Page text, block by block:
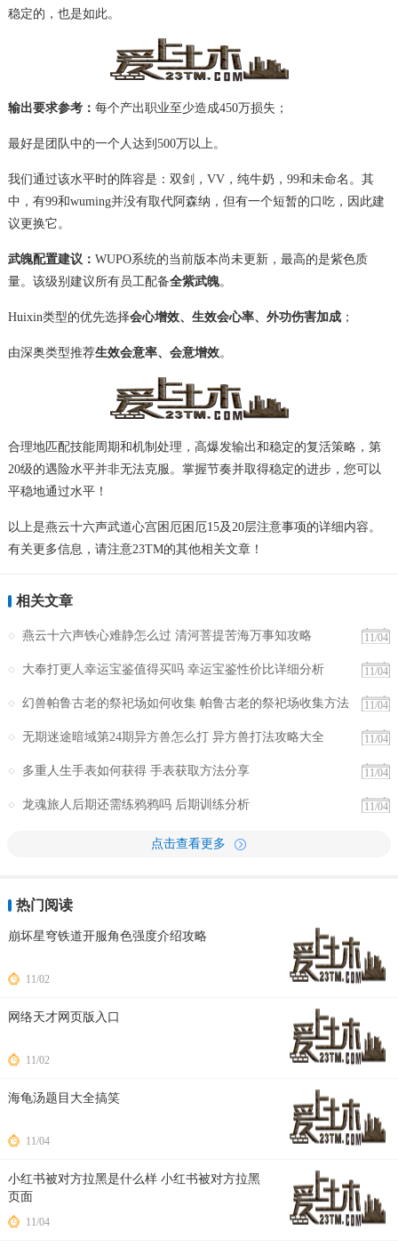
稳定的，也是如此。
输出要求参考： 每个产出职业至少造成450万损失；
最好是团队中的一个人达到500万以上。
我们通过该水平时的阵容是：双剑，VV，纯牛奶，99和未命名。其
中，有99和wuming并没有取代阿森纳，但有一个短暂的口吃，因此建
议更换它。
武魄配置建议： WUPO系统的当前版本尚未更新，最高的是紫色质
量。该级别建议所有员工配备全紫武魄。
Huixin类型的优先选择会心增效、生效会心率、外功伤害加成；
由深奥类型推荐生效会意率、会意增效。
合理地匹配技能周期和机制处理，高爆发输出和稳定的复活策略，第
20级的遇险水平并非无法克服。掌握节奏并取得稳定的进步，您可以
平稳地通过水平！
以上是燕云十六声武道心宫困厄困厄15及20层注意事项的详细内容。
有关更多信息，请注意23TM的其他相关文章！
相关文章
11/04
燕云十六声铁心难静怎么过 清河菩提苦海万事知攻略
11/04
大奉打更人幸运宝鉴值得买吗 幸运宝鉴性价比详细分析
11/04
幻兽帕鲁古老的祭祀场如何收集 帕鲁古老的祭祀场收集方法
11/04
无期迷途暗域第24期异方兽怎么打 异方兽打法攻略大全
11/04
多重人生手表如何获得 手表获取方法分享
11/04
龙魂旅人后期还需练鸦鸦吗 后期训练分析​
点击查看更多
热门阅读
崩坏星穹铁道开服角色强度介绍攻略
11/02
网络天才网页版入口
11/02
海龟汤题目大全搞笑
11/04
小红书被对方拉黑是什么样 小红书被对方拉黑
页面
11/04